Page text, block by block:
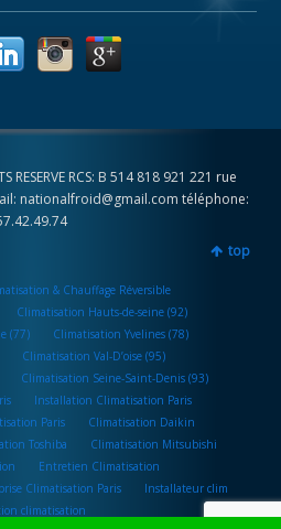
RCS: B 514 818 921 221 rue
nationalfroid@gmail.com téléphone:
top
& Chauffage Réversible
Climatisation Hauts-de-seine (92)
(77)
Climatisation Yvelines (78)
Climatisation Val-D’oise (95)
Climatisation Seine-Saint-Denis (93)
Installation Climatisation Paris
Paris
Climatisation Daikin
Toshiba
Climatisation Mitsubishi
Entretien Climatisation
Climatisation Paris
Installateur clim
climatisation